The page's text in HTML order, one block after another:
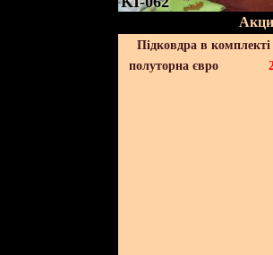
Підковдра в
полуторна євро